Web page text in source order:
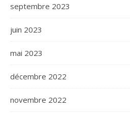
septembre 2023
juin 2023
mai 2023
décembre 2022
novembre 2022